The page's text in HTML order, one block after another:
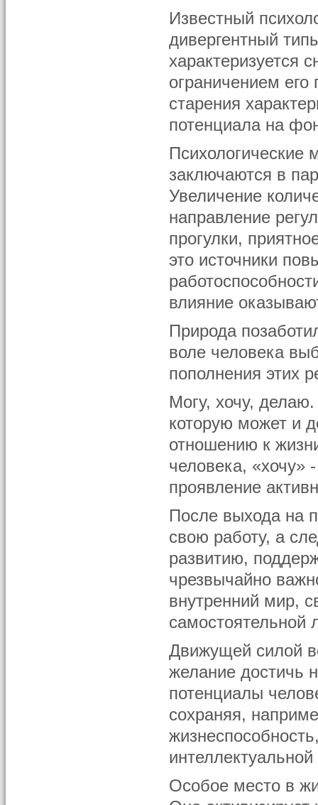
Известный
дивергентный
характеризуется
ограничением его
старения
потенциала на
Психологические
заключаются в
Увеличение
направление
прогулки,
это источники
влияние
Природа
воле человека
пополнения этих
Могу, хочу,
которую может и
отношению к
человека, «хочу»
проявление
После выхода на
свою работу, а
развитию,
чрезвычайно
внутренний мир,
самостоятельной
Движущей силой
желание достичь
потенциалы
сохраняя,
Особое место в